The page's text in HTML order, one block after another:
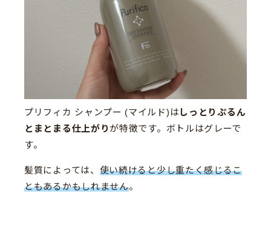
プリフィカ シャンプー (マイルド)は しっとりぷるん
とまとまる仕上がり が特徴です。ボトルはグレーで
す。
髪質によっては、 使い続けると少し重たく感じるこ
ともあるかもしれません。